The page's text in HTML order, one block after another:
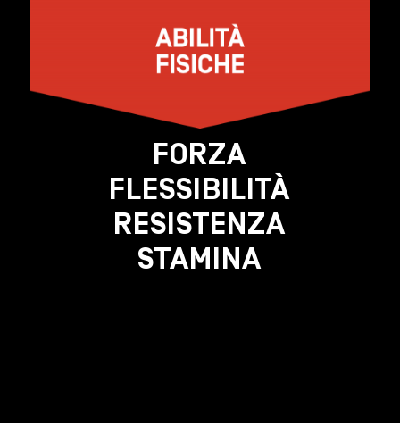
FORZA
FLESSIBILITÀ
RESISTENZA
STAMINA